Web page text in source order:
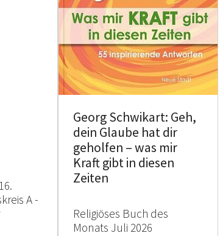
A -
Georg Schwikart: Geh,
dein Glaube hat dir
geholfen – was mir
Kraft gibt in diesen
Zeiten
Religiöses Buch des
Monats Juli 2026